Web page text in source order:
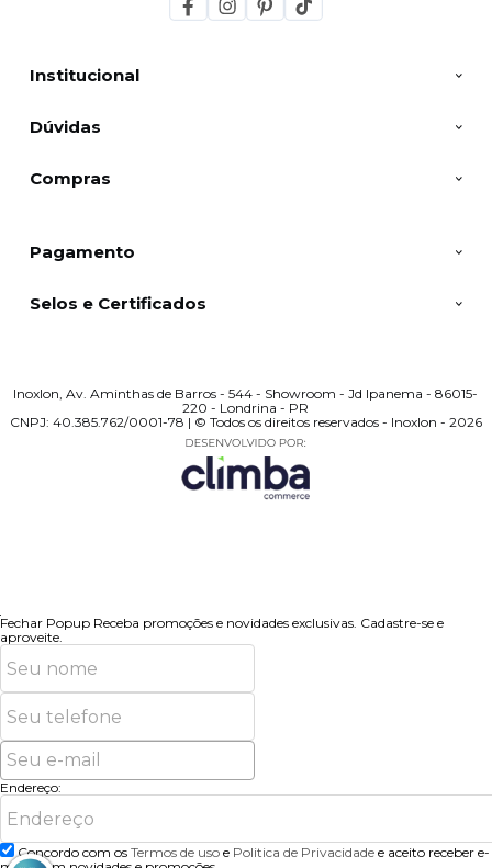
Institucional
Dúvidas
Compras
Pagamento
Selos e Certificados
Inoxlon, Av. Aminthas de Barros - 544 - Showroom - Jd Ipanema - 86015-
220 - Londrina - PR
CNPJ: 40.385.762/0001-78 | © Todos os direitos reservados - Inoxlon - 2026
Fechar Popup Receba promoções e novidades exclusivas. Cadastre-se e
aproveite.
Endereço:
Concordo com os Termos de uso e Politica de Privacidade e aceito receber e-